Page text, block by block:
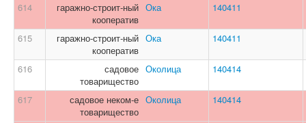
614
гаражно-строит-ный
кооператив
Ока 140411
615
гаражно-строит-ный
кооператив
Ока 140411
616
садовое
товарищество
Околица 140414
617
садовое неком-е
товарищество
Околица 140414